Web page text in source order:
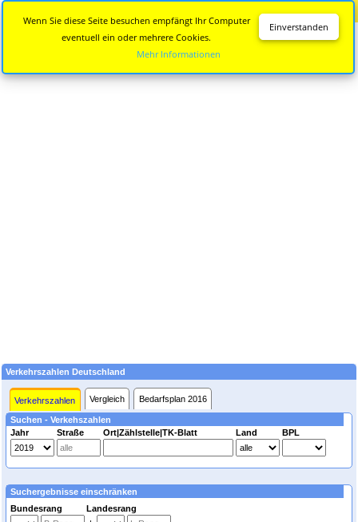
Verkehrszahlen Deutschland
Verkehrszahlen Vergleich Bedarfsplan 2016
Suchen - Verkehszahlen
Jahr
Straße Ort|Zählstelle|TK-Blatt Land BPL
Suchergebnisse einschränken
Bundesrang Landesrang
Einverstanden
Wenn Sie diese Seite besuchen empfängt Ihr Computer
eventuell ein oder mehrere Cookies.
Mehr Informationen